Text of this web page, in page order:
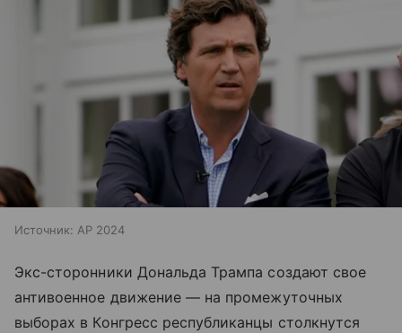
Источник: AP 2024
Экс-сторонники Дональда Трампа создают свое
антивоенное движение — на промежуточных
выборах в Конгресс республиканцы столкнутся